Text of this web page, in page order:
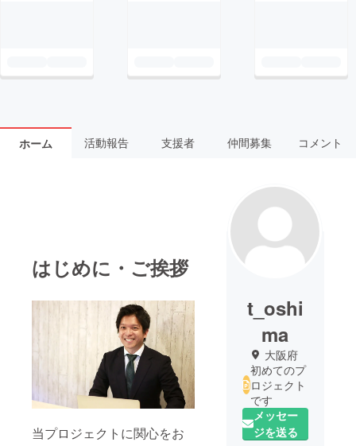
ホーム 活動報告 支援者 仲間募集 コメント
はじめに・ご挨拶
当プロジェクトに関心をお
t_oshi
ma
大阪府
初めてのプ
ロジェクト
です
メッセー
ジを送る